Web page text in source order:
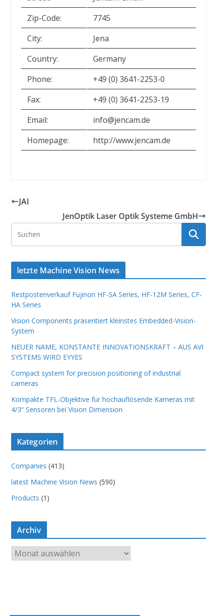
Zip-Code:
7745
City:
Jena
Country:
Germany
Phone:
+49 (0) 3641-2253-0
Fax:
+49 (0) 3641-2253-19
Email:
info@jencam.de
Homepage:
http://www.jencam.de
JAI
JenOptik Laser Optik Systeme GmbH
letzte Machine Vision News
Restpostenverkauf Fujinon HF-SA Series, HF-12M Series, CF-
HA Series
Vision Components präsentiert kleinstes Embedded-Vision-
System
NEUER NAME, KONSTANTE INNOVATIONSKRAFT – AUS AVI
SYSTEMS WIRD EYYES
Compact system for precision positioning of industrial
cameras
Kompakte TFL-Objektive für hochauflösende Kameras mit
4/3“ Sensoren bei Vision Dimension
Kategorien
Companies (413)
latest Machine Vision News (590)
Products (1)
Archiv
r